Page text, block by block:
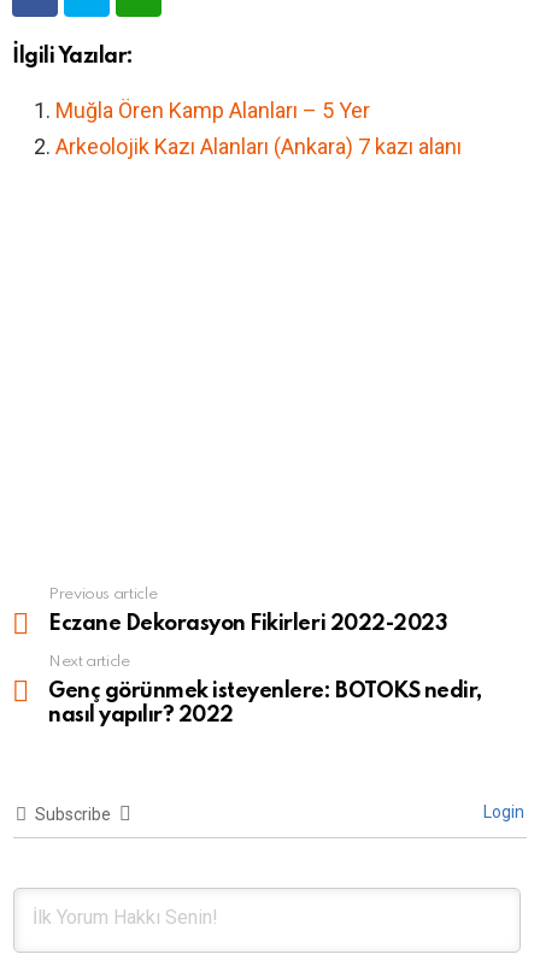
İlgili Yazılar:
Muğla Ören Kamp Alanları – 5 Yer
Arkeolojik Kazı Alanları (Ankara) 7 kazı alanı
more
Previous article
Eczane Dekorasyon Fikirleri 2022-2023
Next article
Genç görünmek isteyenlere: BOTOKS nedir,
nasıl yapılır? 2022
Subscribe Login